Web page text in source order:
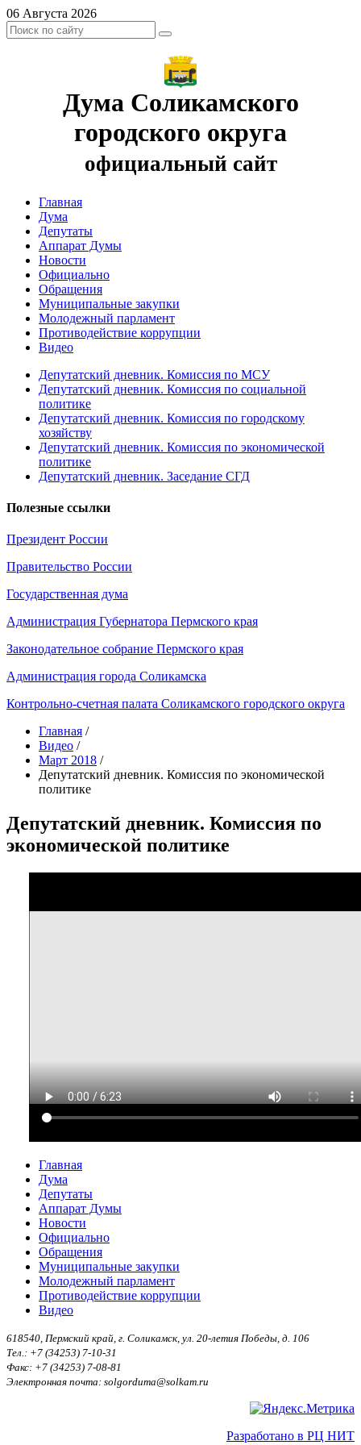
06 Августа 2026
Дума Соликамского
городского округа
официальный сайт
Главная
Дума
Депутаты
Аппарат Думы
Новости
Официально
Обращения
Муниципальные закупки
Молодежный парламент
Противодействие коррупции
Видео
Депутатский дневник. Комиссия по МСУ
Депутатский дневник. Комиссия по социальной
политике
Депутатский дневник. Комиссия по городскому
хозяйству
Депутатский дневник. Комиссия по экономической
политике
Депутатский дневник. Заседание СГД
Полезные ссылки
Президент России
Правительство России
Государственная дума
Администрация Губернатора Пермского края
Законодательное собрание Пермского края
Администрация города Соликамска
Контрольно-счетная палата Соликамского городского округа
Главная /
Видео /
Март 2018 /
Депутатский дневник. Комиссия по экономической
политике
Депутатский дневник. Комиссия по
экономической политике
Главная
Дума
Депутаты
Аппарат Думы
Новости
Официально
Обращения
Муниципальные закупки
Молодежный парламент
Противодействие коррупции
Видео
618540, Пермский край, г. Соликамск, ул. 20-летия Победы, д. 106
Тел.: +7 (34253) 7-10-31
Факс: +7 (34253) 7-08-81
Электронная почта: solgorduma@solkam.ru
Разработано в РЦ НИТ